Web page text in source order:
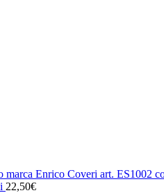
marca Enrico Coveri art. ES1002
22,50€